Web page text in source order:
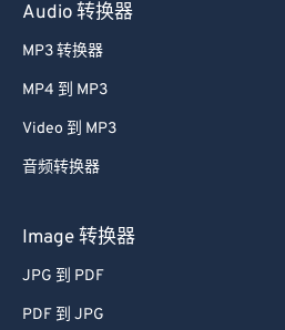
Audio 转换器
MP3 转换器
MP4 到 MP3
Video 到 MP3
音频转换器
Image 转换器
JPG 到 PDF
PDF 到 JPG